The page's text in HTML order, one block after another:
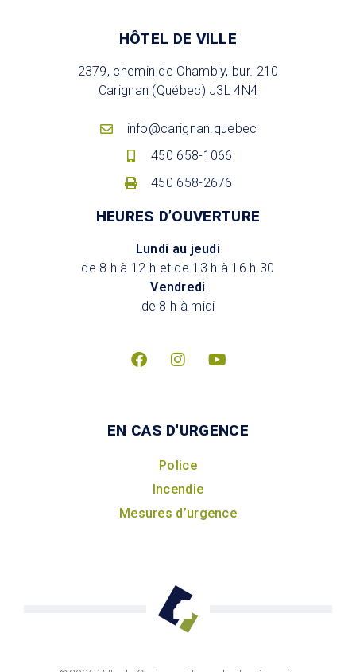
HÔTEL DE VILLE
2379, chemin de Chambly, bur. 210
Carignan (Québec) J3L 4N4
info@carignan.quebec
450 658-1066
450 658-2676
HEURES D’OUVERTURE
Lundi au jeudi
de 8 h à 12 h et de 13 h à 16 h 30
Vendredi
de 8 h à midi
EN CAS D'URGENCE
Police
Incendie
Mesures d’urgence